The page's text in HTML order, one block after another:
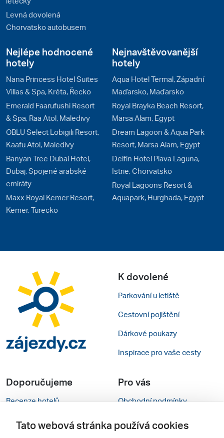
Levná dovolená
Chorvatsko autobusem
Nejlépe hodnocené
hotely
Nana Princess Hotel Suites
Villas & Spa, Kréta, Řecko
Emerald Faarufushi Resort
& Spa, Raa Atol, Maledivy
OBLU Select Lobigili Resort,
Kaafu Atol, Maledivy
Banyan Tree Dubai Hotel,
Dubaj, Spojené arabské
emiráty
Maxx Royal Kemer Resort,
Kemer, Turecko
Nejnavštěvovanější
hotely
Aqua Hotel Termal, Západní
Maďarsko, Maďarsko
Royal Brayka Beach Resort,
Marsa Alam, Egypt
Dream Lagoon & Aqua Park
Resort, Marsa Alam, Egypt
Delfin Hotel Plava Laguna,
Istrie, Chorvatsko
Royal Lagoons Resort &
Aquapark, Hurghada, Egypt
K dovolené
Parkování u letiště
Cestovní pojištění
Dárkové poukazy
Inspirace pro vaše cesty
Doporučujeme
Recenze hotelů
Rady na cestu
Pro vás
Obchodní podmínky
Kontakty
Tato webová stránka používá cookies